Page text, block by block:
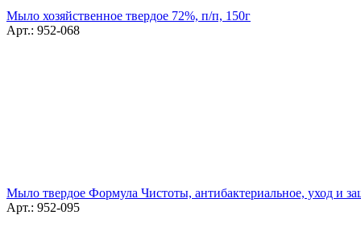
Мыло хозяйственное твердое 72%, п/п, 150г
Арт.: 952-068
Мыло твердое Формула Чистоты, антибактериальное, уход и
Арт.: 952-095